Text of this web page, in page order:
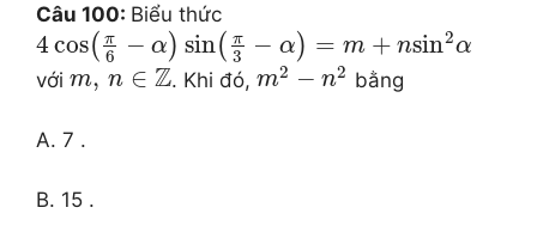
Câu 100: Biểu thức
4 cos( π
6 − α ) sin( π
3 − α ) = m + nsin2α
với m, n ∈ Z. Khi đó, m2 − n2 bằng
A. 7 .
B. 15 .